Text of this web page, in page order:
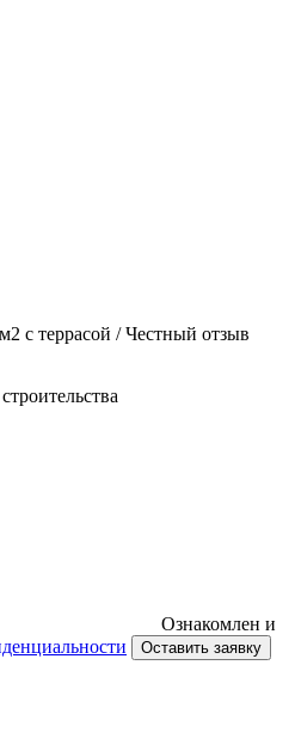
с террасой / Честный отзыв
Ознакомлен и
Оставить заявку